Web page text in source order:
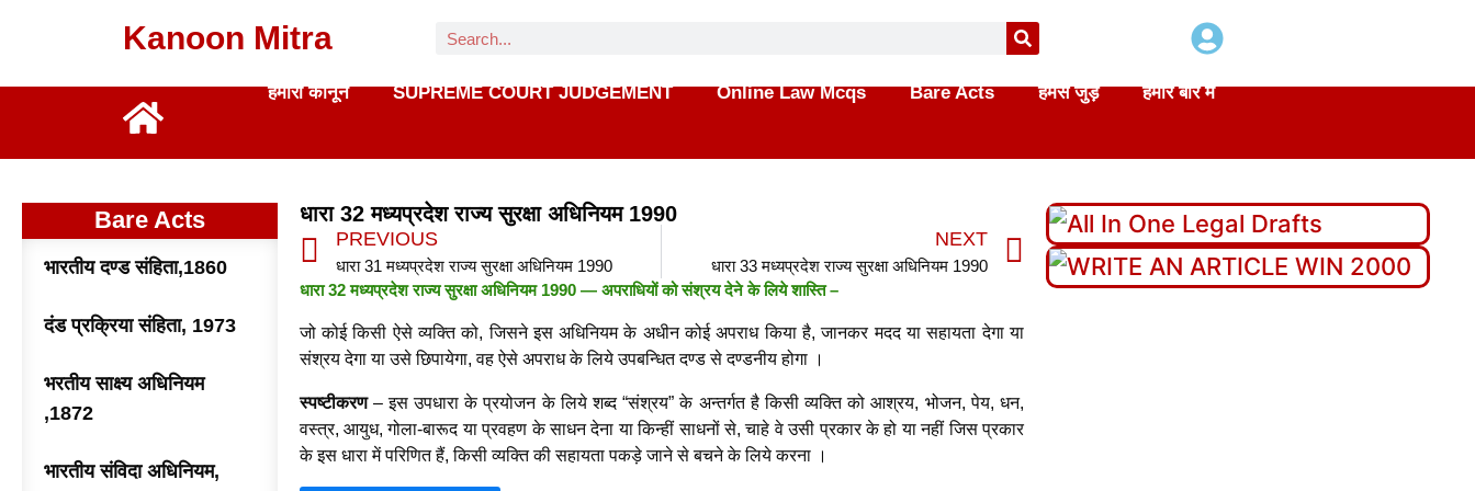
Kanoon Mitra
हमारा कानून SUPREME COURT JUDGEMENT Online Law Mcqs Bare Acts हमसे जुड़े हमारे बारे में
Bare Acts
भारतीय दण्ड संहिता,1860
दंड प्रक्रिया संहिता, 1973
भरतीय साक्ष्य अधिनियम
,1872
भारतीय संविदा अधिनियम,
धारा 32 मध्यप्रदेश राज्य सुरक्षा अधिनियम 1990
PREVIOUS
धारा 31 मध्यप्रदेश राज्य सुरक्षा अधिनियम 1990
NEXT
धारा 33 मध्यप्रदेश राज्य सुरक्षा अधिनियम 1990
धारा 32 मध्यप्रदेश राज्य सुरक्षा अधिनियम 1990 — अपराधियों को संश्रय देने के लिये शास्ति–
जो कोई किसी ऐसे व्यक्ति को, जिसने इस अधिनियम के अधीन कोई अपराध किया है, जानकर मदद या सहायता देगा या
संश्रय देगा या उसे छिपायेगा, वह ऐसे अपराध के लिये उपबन्धित दण्ड से दण्डनीय होगा ।
स्पष्टीकरण– इस उपधारा के प्रयोजन के लिये शब्द “संश्रय” के अन्तर्गत है किसी व्यक्ति को आश्रय, भोजन, पेय, धन,
वस्त्र, आयुध, गोला-बारूद या प्रवहण के साधन देना या किन्हीं साधनों से, चाहे वे उसी प्रकार के हो या नहीं जिस प्रकार
के इस धारा में परिणित हैं, किसी व्यक्ति की सहायता पकड़े जाने से बचने के लिये करना ।